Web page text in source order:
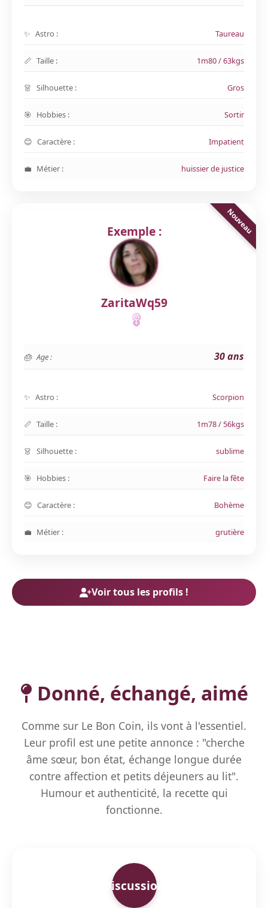
Astro : Taureau
Taille : 1m80 / 63kgs
Silhouette : Gros
Hobbies : Sortir
Caractère : Impatient
Métier : huissier de justice
Exemple :
ZaritaWq59
Age : 30 ans
Astro : Scorpion
Taille : 1m78 / 56kgs
Silhouette : sublime
Hobbies : Faire la fête
Caractère : Bohème
Métier : grutière
Voir tous les profils !
Donné, échangé, aimé
Comme sur Le Bon Coin, ils vont à l'essentiel.
Leur profil est une petite annonce : "cherche
âme sœur, bon état, échange longue durée
contre affection et petits déjeuners au lit".
Humour et authenticité, la recette qui
fonctionne.
Discussion